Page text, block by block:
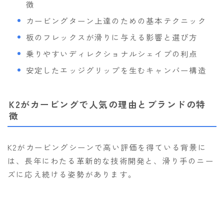
DICE
DRAGON
ELECTRIC
himassmania
OAKLEY
ウェア
AIRBLASTER
AA HARDWEAR
徴
カービングターン上達のための基本テクニック
板のフレックスが滑りに与える影響と選び方
乗りやすいディレクショナルシェイプの利点
安定したエッジグリップを生むキャンバー構造
K2がカービングで人気の理由とブランドの特
徴
K2がカービングシーンで高い評価を得ている背景に
は、長年にわたる革新的な技術開発と、滑り手のニー
ズに応え続ける姿勢があります。